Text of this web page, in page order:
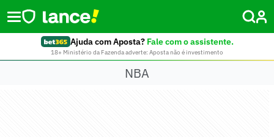
Ajuda com Aposta? Fale com o assistente.
18+ Ministério da Fazenda adverte: Aposta não é investimento
NBA